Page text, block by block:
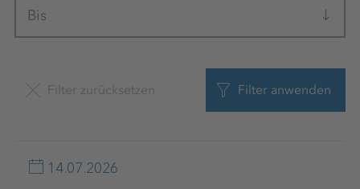
Bis
Filter zurücksetzen Filter anwenden
14.07.2026